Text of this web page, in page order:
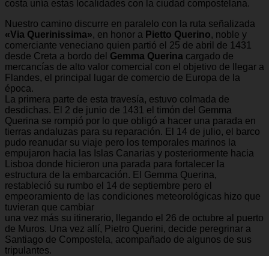
costa unía estas localidades con la ciudad compostelana.
Nuestro camino discurre en paralelo con la ruta señalizada
«Via Querinissima», en honor a Pietto Querino, noble y
comerciante veneciano quien partió el 25 de abril de 1431
desde Creta a bordo del Gemma Querina cargado de
mercancías de alto valor comercial con el objetivo de llegar a
Flandes, el principal lugar de comercio de Europa de la
época.
La primera parte de esta travesía, estuvo colmada de
desdichas. El 2 de junio de 1431 el timón del Gemma
Querina se rompió por lo que obligó a hacer una parada en
tierras andaluzas para su reparación. El 14 de julio, el barco
pudo reanudar su viaje pero los temporales marinos la
empujaron hacia las Islas Canarias y posteriormente hacia
Lisboa donde hicieron una parada para fortalecer la
estructura de la embarcación. El Gemma Querina,
restableció su rumbo el 14 de septiembre pero el
empeoramiento de las condiciones meteorológicas hizo que
tuvieran que cambiar
una vez más su itinerario, llegando el 26 de octubre al puerto
de Muros. Una vez allí, Pietro Querini, decide peregrinar a
Santiago de Compostela, acompañado de algunos de sus
tripulantes.